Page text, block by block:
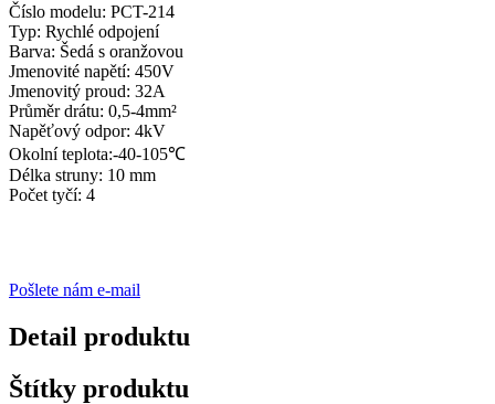
Číslo modelu: PCT-214
Typ: Rychlé odpojení
Barva: Šedá s oranžovou
Jmenovité napětí: 450V
Jmenovitý proud: 32A
Průměr drátu: 0,5-4mm²
Napěťový odpor: 4kV
Okolní teplota:-40-105℃
Délka struny: 10 mm
Počet tyčí: 4
Pošlete nám e-mail
Detail produktu
Štítky produktu